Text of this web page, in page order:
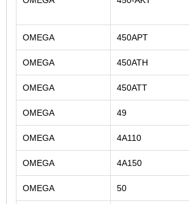
OMEGA 450APT
OMEGA 450ATH
OMEGA 450ATT
OMEGA 49
OMEGA 4A110
OMEGA 4A150
OMEGA 50